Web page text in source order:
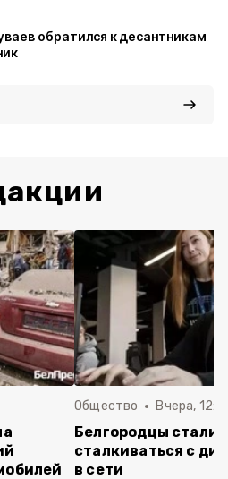
обратился к десантникам
Общество Вчера,
Белгородцы стали
сталкиваться с
в сети